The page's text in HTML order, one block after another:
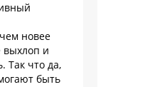
новее
и
Так что да,
быть